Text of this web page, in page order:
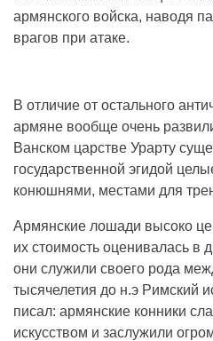
армянского войска, наводя
врагов при атаке.
В отличие от остального
армяне вообще очень
Ванском царстве Урарту
государственной эгидой
конюшнями, местами для
Армянские лошади высоко
их стоимость оценивалась в
они служили своего рода
тысячелетия до н.э Римский
писал: армянские конники
искусством и заслужили